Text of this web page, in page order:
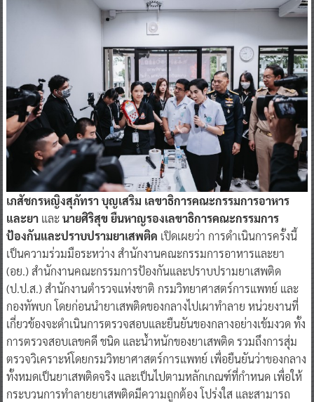
เภสัชกรหญิงสุภัทรา บุญเสริม เลขาธิการคณะกรรมการอาหาร
และยาและนายศิริสุข ยืนหาญรองเลขาธิการคณะกรรมการ
ป้องกันและปราบปรามยาเสพติด เปิดเผยว่า การดำเนินการครั้งนี้
เป็นความร่วมมือระหว่าง สำนักงานคณะกรรมการอาหารและยา
(อย.) สำนักงานคณะกรรมการป้องกันและปราบปรามยาเสพติด
(ป.ป.ส.) สำนักงานตำรวจแห่งชาติ กรมวิทยาศาสตร์การแพทย์ และ
กองทัพบก โดยก่อนนำยาเสพติดของกลางไปเผาทำลาย หน่วยงานที่
เกี่ยวข้องจะดำเนินการตรวจสอบและยืนยันของกลางอย่างเข้มงวด ทั้ง
การตรวจสอบเลขคดี ชนิด และน้ำหนักของยาเสพติด รวมถึงการสุ่ม
ตรวจวิเคราะห์โดยกรมวิทยาศาสตร์การแพทย์ เพื่อยืนยันว่าของกลาง
ทั้งหมดเป็นยาเสพติดจริง และเป็นไปตามหลักเกณฑ์ที่กำหนด เพื่อให้
กระบวนการทำลายยาเสพติดมีความถูกต้อง โปร่งใส และสามารถ